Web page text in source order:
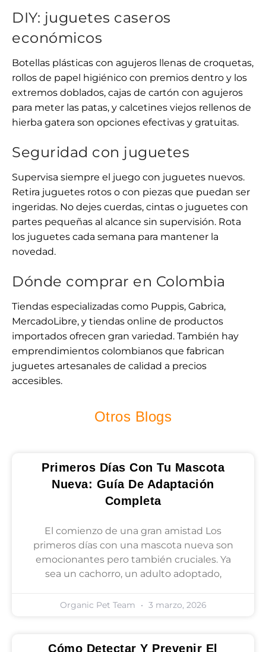
DIY: juguetes caseros
económicos
Botellas plásticas con agujeros llenas de croquetas,
rollos de papel higiénico con premios dentro y los
extremos doblados, cajas de cartón con agujeros
para meter las patas, y calcetines viejos rellenos de
hierba gatera son opciones efectivas y gratuitas.
Seguridad con juguetes
Supervisa siempre el juego con juguetes nuevos.
Retira juguetes rotos o con piezas que puedan ser
ingeridas. No dejes cuerdas, cintas o juguetes con
partes pequeñas al alcance sin supervisión. Rota
los juguetes cada semana para mantener la
novedad.
Dónde comprar en Colombia
Tiendas especializadas como Puppis, Gabrica,
MercadoLibre, y tiendas online de productos
importados ofrecen gran variedad. También hay
emprendimientos colombianos que fabrican
juguetes artesanales de calidad a precios
accesibles.
Otros Blogs
Primeros Días Con Tu Mascota
Nueva: Guía De Adaptación
Completa
El comienzo de una gran amistad Los
primeros días con una mascota nueva son
emocionantes pero también cruciales. Ya
sea un cachorro, un adulto adoptado,
Organic Pet Team 3 marzo, 2026
Cómo Detectar Y Prevenir El